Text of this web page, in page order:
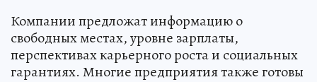
Компании предложат информацию о
свободных местах, уровне зарплаты,
перспективах карьерного роста и социальных
гарантиях. Многие предприятия также готовы